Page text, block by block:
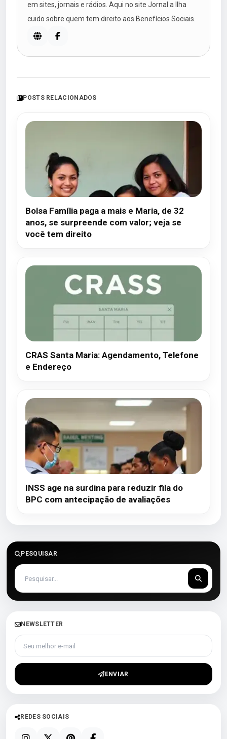
em sites, jornais e rádios. Aqui no site Jornal a Ilha
cuido sobre quem tem direito aos Benefícios Sociais.
POSTS RELACIONADOS
Bolsa Família paga a mais e Maria, de 32
anos, se surpreende com valor; veja se
você tem direito
CRAS Santa Maria: Agendamento, Telefone
e Endereço
INSS age na surdina para reduzir fila do
BPC com antecipação de avaliações
PESQUISAR
NEWSLETTER
Seu melhor e-mail
ENVIAR
REDES SOCIAIS